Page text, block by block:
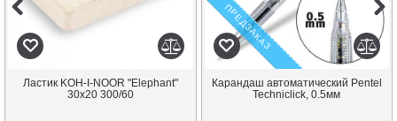
Ластик KOH-I-NOOR "Elephant"
30х20 300/60
ПРЕДЗАКАЗ
Карандаш автоматический Pentel
Techniclick, 0.5мм